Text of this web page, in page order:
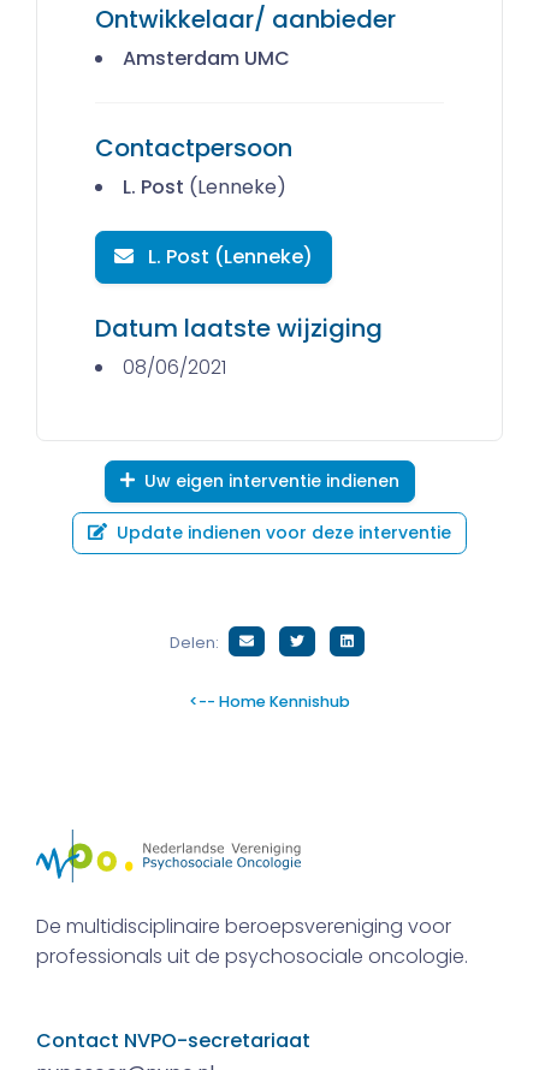
Ontwikkelaar/ aanbieder
Amsterdam UMC
Contactpersoon
L. Post (Lenneke)
L. Post (Lenneke)
Datum laatste wijziging
08/06/2021
Uw eigen interventie indienen
Update indienen voor deze interventie
Delen:
<-- Home Kennishub
De multidisciplinaire beroepsvereniging voor
professionals uit de psychosociale oncologie.
Contact NVPO-secretariaat